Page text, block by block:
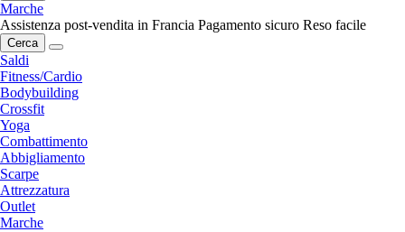
Marche
Assistenza post-vendita in Francia Pagamento sicuro Reso facile
Cerca
Saldi
Fitness/Cardio
Bodybuilding
Crossfit
Yoga
Combattimento
Abbigliamento
Scarpe
Attrezzatura
Outlet
Marche